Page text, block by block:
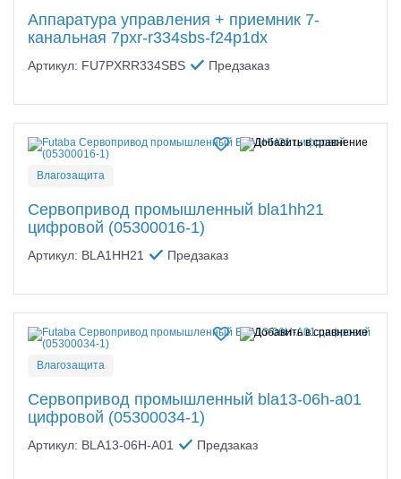
Аппаратура управления + приемник 7-
канальная 7pxr-r334sbs-f24p1dx
Артикул: FU7PXRR334SBS Предзаказ
Влагозащита
Сервопривод промышленный bla1hh21
цифровой (05300016-1)
Артикул: BLA1HH21 Предзаказ
Влагозащита
Сервопривод промышленный bla13-06h-a01
цифровой (05300034-1)
Артикул: BLA13-06H-A01 Предзаказ